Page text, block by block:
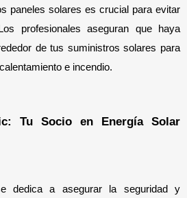
paneles solares es crucial para evitar
profesionales aseguran que haya
de tus suministros solares para
e incendio.
Tu Socio en Energía Solar
dedica a asegurar la seguridad y